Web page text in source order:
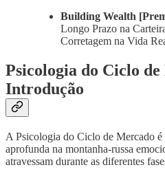
Building Wealth
Longo Prazo na
Corretagem na Vida
Psicologia do Ciclo
Introdução
A Psicologia do Ciclo de Mercado é
aprofunda na montanha-russa
atravessam durante as diferentes